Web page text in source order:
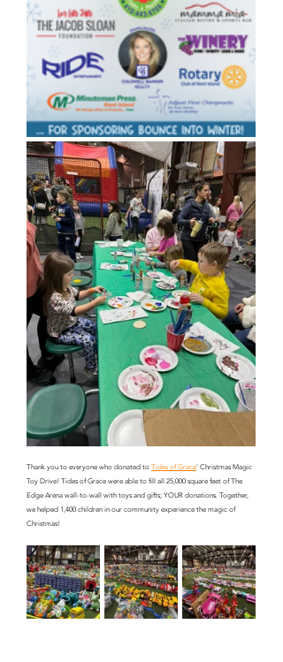
Thank you to everyone who donated to Tides of Grace' Christmas Magic
Toy Drive! Tides of Grace were able to fill all 25,000 square feet of The
Edge Arena wall-to-wall with toys and gifts; YOUR donations. Together,
we helped 1,400 children in our community experience the magic of
Christmas!